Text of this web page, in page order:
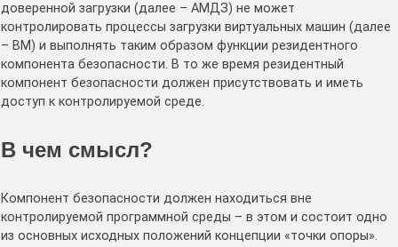
доверенной загрузки (далее – АМДЗ) не может
контролировать процессы загрузки виртуальных машин (далее
– ВМ) и выполнять таким образом функции резидентного
компонента безопасности. В то же время резидентный
компонент безопасности должен присутствовать и иметь
доступ к контролируемой среде.
В чем смысл?
Компонент безопасности должен находиться вне
контролируемой программной среды – в этом и состоит одно
из основных исходных положений концепции «точки опоры».